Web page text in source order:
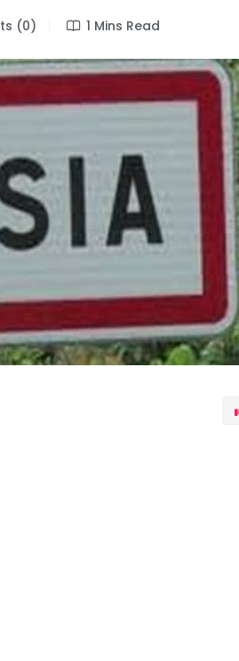
(0) 1 Mins Read